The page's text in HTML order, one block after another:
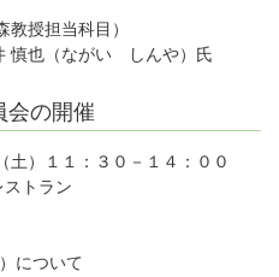
授担当科目）
慎也（ながい しんや）氏
会の開催
）１１：３０－１４：００
トラン
について